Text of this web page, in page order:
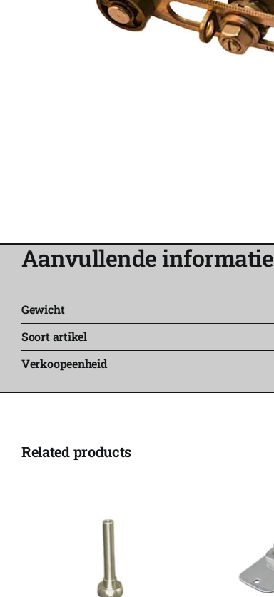
Aanvullende informatie
Gewicht
Soort artikel
Verkoopeenheid
Related products